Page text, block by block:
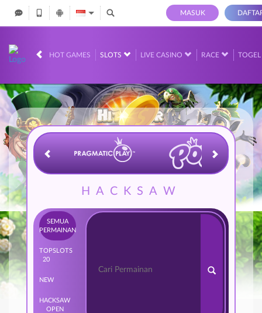
MASUK
HOT GAMES SLOTS LIVE CASINO RACE
IDR
HACKSAW
SEMUA
PERMAINAN
TOP
20
SLOTS
NEW
HACKSAW
OPEN